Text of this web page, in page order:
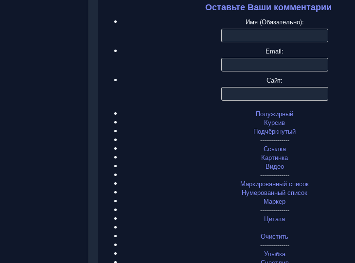
Оставьте Ваши комментарии
Имя (Обязательно):
Email:
Сайт:
Полужирный
Курсив
Подчёркнутый
---------------
Ссылка
Картинка
Видео
---------------
Маркированный список
Нумерованный список
Маркер
---------------
Цитата
Очистить
---------------
Улыбка